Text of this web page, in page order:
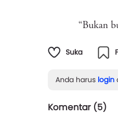
“Bukan
Suka
Anda harus login
Komentar (5)